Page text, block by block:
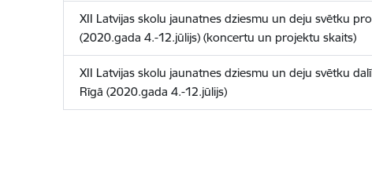
XII Latvijas skolu jaunatnes dziesmu un deju svētku
(2020.gada 4.-12.jūlijs) (koncertu un projektu skaits)
XII Latvijas skolu jaunatnes dziesmu un deju svētku
Rīgā (2020.gada 4.-12.jūlijs)